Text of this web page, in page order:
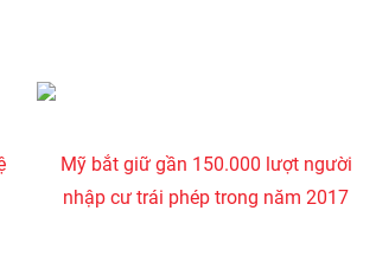
Mỹ bắt giữ gần 150.000 lượt người
nhập cư trái phép trong năm 2017